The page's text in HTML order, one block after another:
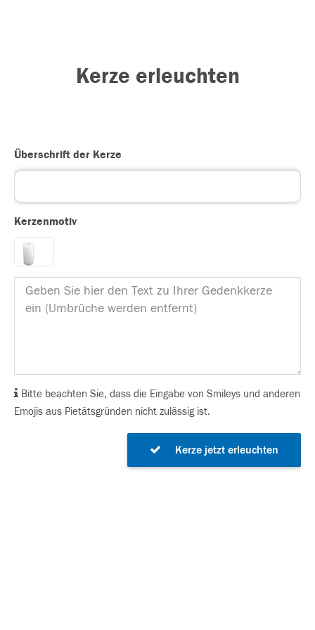
Kerze erleuchten
Überschrift der Kerze
Kerzenmotiv
Bitte beachten Sie, dass die Eingabe von Smileys und anderen
Emojis aus Pietätsgründen nicht zulässig ist.
Kerze jetzt erleuchten